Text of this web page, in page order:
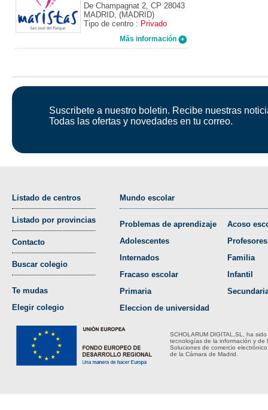
De Champagnat 2, CP 28043
MADRID, (MADRID)
Tipo de centro : Privado
Más información
Suscribete a nuestro boletin. Recibe nuestras
Todas las ofertas y novedades en tu correo.
Listado de centros
Listado por provincias
Contacto
Buscar colegio
Te mudas
Elegir colegio
Mundo escolar
Problemas de aprendizaje
Adolescentes
Internados
Fracaso escolar
Primaria
Eleccion de universidad
Acoso
Profesores
Familia
Infantil
SCHOLARUM DIGITAL,SL, ha
tecnologías de la información y de
Soluciones de comercio
de la Cámara de Madrid.